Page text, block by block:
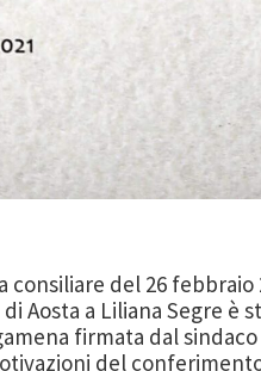
consiliare del 26
Aosta a Liliana Segre è
firmata dal
del